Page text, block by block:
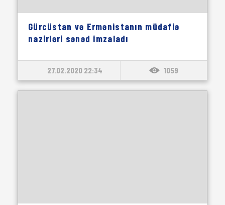
Gürcüstan və Ermənistanın müdafiə
nazirləri sənəd imzaladı
27.02.2020 22:34 1059